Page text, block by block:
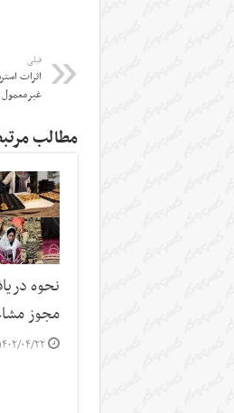
قبلی
اثرات
مطالب
نحوه
مجوز
۱۴۰۲/۰۴/۲۲